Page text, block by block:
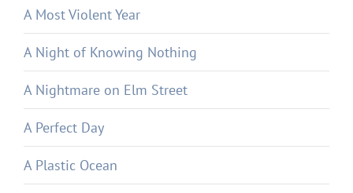
A Most Violent Year
A Night of Knowing Nothing
A Nightmare on Elm Street
A Perfect Day
A Plastic Ocean